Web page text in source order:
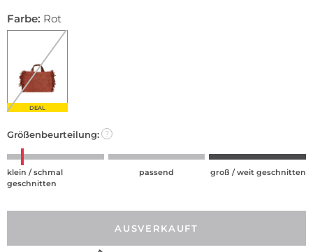
Farbe: Rot
DEAL
Größenbeurteilung: ?
klein / schmal
geschnitten
passend groß / weit geschnitten
AUSVERKAUFT